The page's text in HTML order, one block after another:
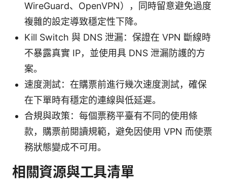
WireGuard、OpenVPN），同時留意避免過度
複雜的設定導致穩定性下降。
Kill Switch 與 DNS 泄漏：保證在 VPN 斷線時
不暴露真實 IP，並使用具 DNS 泄漏防護的方
案。
速度測試：在購票前進行幾次速度測試，確保
在下單時有穩定的連線與低延遲。
合規與政策：每個票務平臺有不同的使用條
款，購票前閱讀規範，避免因使用 VPN 而使票
務狀態變成不可用。
相關資源與工具清單